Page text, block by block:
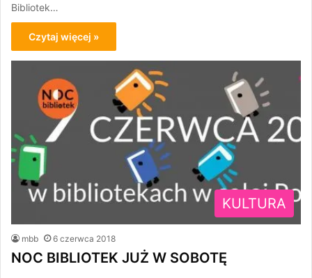
Bibliotek…
Czytaj więcej »
KULTURA
mbb 6 czerwca 2018
NOC BIBLIOTEK JUŻ W SOBOTĘ